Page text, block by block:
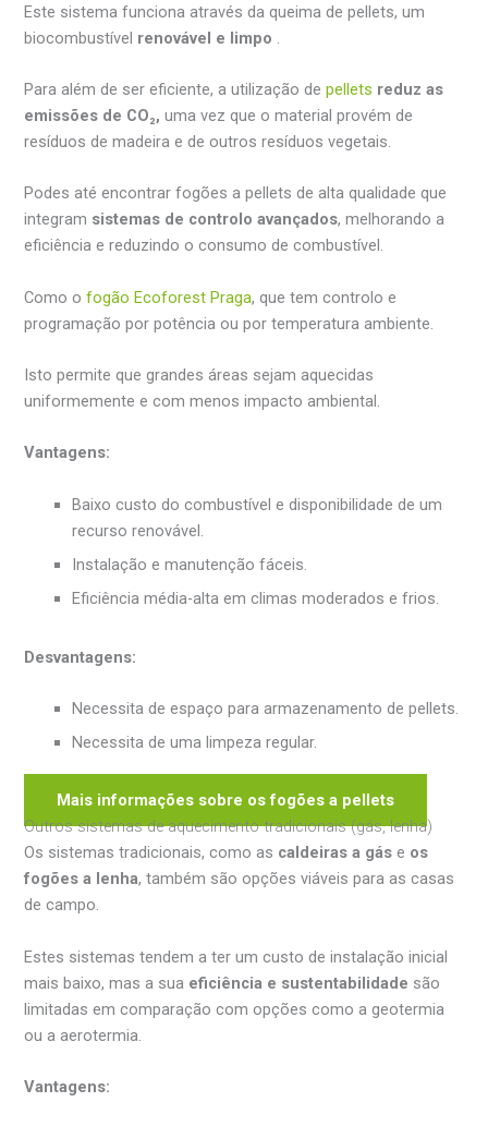
Este sistema funciona através da queima de pellets, um
biocombustível renovável e limpo .
Para além de ser eficiente, a utilização depellets reduz as
emissões de CO₂, uma vez que o material provém de
resíduos de madeira e de outros resíduos vegetais.
Podes até encontrar fogões a pellets de alta qualidade que
integram sistemas de controlo avançados, melhorando a
eficiência e reduzindo o consumo de combustível.
Como ofogão Ecoforest Praga, que tem controlo e
programação por potência ou por temperatura ambiente.
Isto permite que grandes áreas sejam aquecidas
uniformemente e com menos impacto ambiental.
Vantagens:
Baixo custo do combustível e disponibilidade de um
recurso renovável.
Instalação e manutenção fáceis.
Eficiência média-alta em climas moderados e frios.
Desvantagens:
Necessita de espaço para armazenamento de pellets.
Necessita de uma limpeza regular.
Mais informações sobre os fogões a pellets
Outros sistemas de aquecimento tradicionais (gás, lenha)
Os sistemas tradicionais, como as caldeiras a gás e os
fogões a lenha, também são opções viáveis para as casas
de campo.
Estes sistemas tendem a ter um custo de instalação inicial
mais baixo, mas a sua eficiência e sustentabilidade são
limitadas em comparação com opções como a geotermia
ou a aerotermia.
Vantagens: